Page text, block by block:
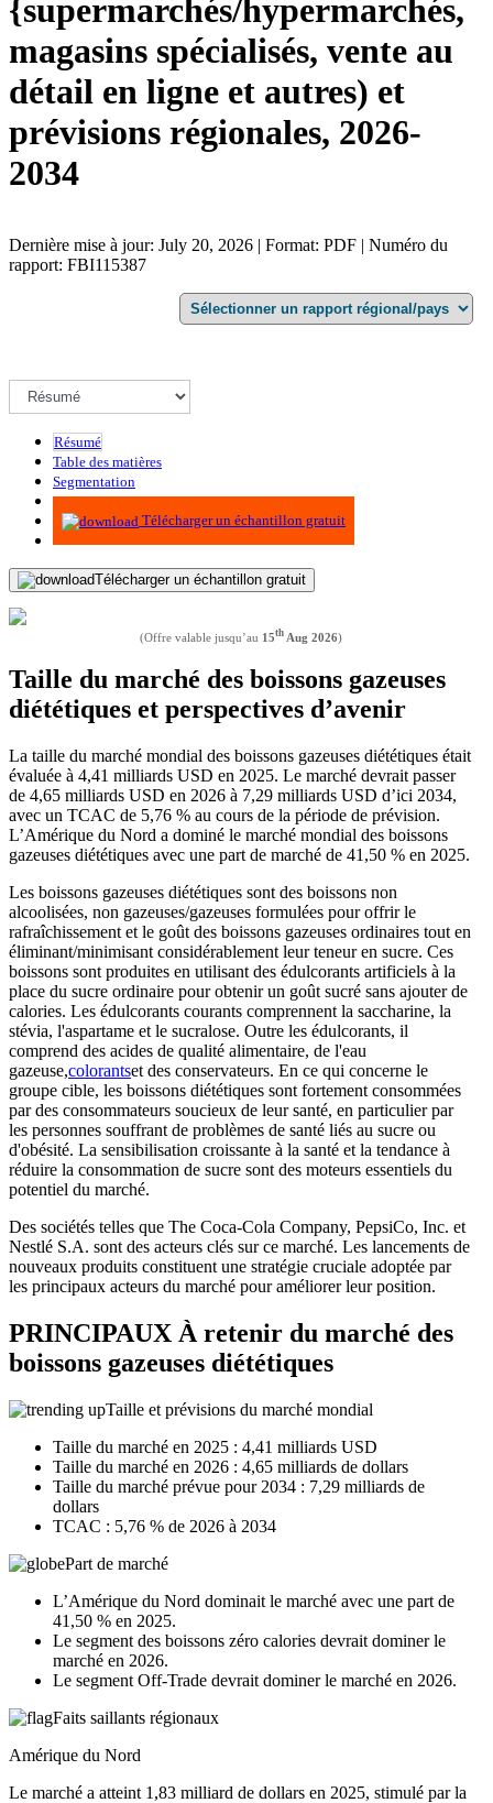
{supermarchés/hypermarchés,
magasins spécialisés, vente au
détail en ligne et autres) et
prévisions régionales, 2026-
2034
Dernière mise à jour: July 20, 2026 | Format: PDF | Numéro du
rapport: FBI115387
Résumé
Table des matières
Segmentation
Méthodologie
Télécharger un échantillon gratuit
Télécharger un échantillon gratuit
(Offre valable jusqu’au 15th Aug 2026)
Taille du marché des boissons gazeuses
diététiques et perspectives d’avenir
La taille du marché mondial des boissons gazeuses diététiques était
évaluée à 4,41 milliards USD en 2025. Le marché devrait passer
de 4,65 milliards USD en 2026 à 7,29 milliards USD d’ici 2034,
avec un TCAC de 5,76 % au cours de la période de prévision.
L’Amérique du Nord a dominé le marché mondial des boissons
gazeuses diététiques avec une part de marché de 41,50 % en 2025.
Les boissons gazeuses diététiques sont des boissons non
alcoolisées, non gazeuses/gazeuses formulées pour offrir le
rafraîchissement et le goût des boissons gazeuses ordinaires tout en
éliminant/minimisant considérablement leur teneur en sucre. Ces
boissons sont produites en utilisant des édulcorants artificiels à la
place du sucre ordinaire pour obtenir un goût sucré sans ajouter de
calories. Les édulcorants courants comprennent la saccharine, la
stévia, l'aspartame et le sucralose. Outre les édulcorants, il
comprend des acides de qualité alimentaire, de l'eau
gazeuse,colorantset des conservateurs. En ce qui concerne le
groupe cible, les boissons diététiques sont fortement consommées
par des consommateurs soucieux de leur santé, en particulier par
les personnes souffrant de problèmes de santé liés au sucre ou
d'obésité. La sensibilisation croissante à la santé et la tendance à
réduire la consommation de sucre sont des moteurs essentiels du
potentiel du marché.
Des sociétés telles que The Coca-Cola Company, PepsiCo, Inc. et
Nestlé S.A. sont des acteurs clés sur ce marché. Les lancements de
nouveaux produits constituent une stratégie cruciale adoptée par
les principaux acteurs du marché pour améliorer leur position.
PRINCIPAUX À retenir du marché des
boissons gazeuses diététiques
Taille et prévisions du marché mondial
Taille du marché en 2025 : 4,41 milliards USD
Taille du marché en 2026 : 4,65 milliards de dollars
Taille du marché prévue pour 2034 : 7,29 milliards de
dollars
TCAC : 5,76 % de 2026 à 2034
Part de marché
L’Amérique du Nord dominait le marché avec une part de
41,50 % en 2025.
Le segment des boissons zéro calories devrait dominer le
marché en 2026.
Le segment Off-Trade devrait dominer le marché en 2026.
Faits saillants régionaux
Amérique du Nord
Le marché a atteint 1,83 milliard de dollars en 2025, stimulé par la